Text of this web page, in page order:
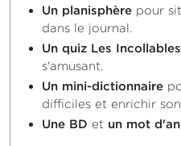
Un planisphère pour
dans le journal.
Un quiz Les
s'amusant.
Un mini-dictionnaire
difficiles et enrichir
Une BD et un mot